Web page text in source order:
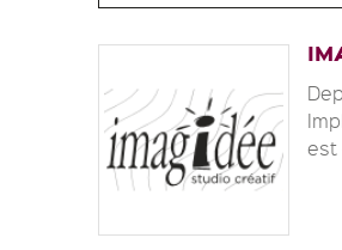
est